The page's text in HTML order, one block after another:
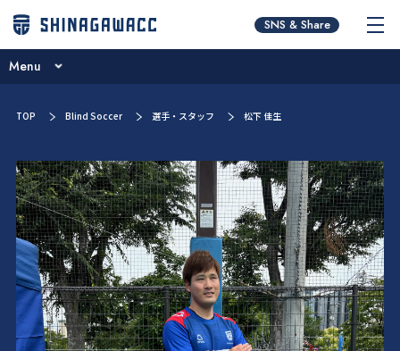
チームコンセプト
ニュース
ブログ
試合日程･結果
選手／スタッフ紹介
お問い合わせ
SNS & Share
Menu
ブログ
試合日程･結果
選手／スタッフ紹介
お問い合わせ
TOP Blind Soccer 選手・スタッフ 松下 佳生